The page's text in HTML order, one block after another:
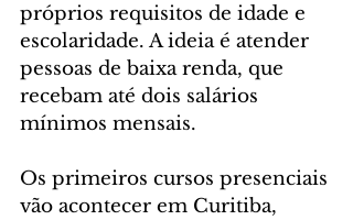
próprios requisitos de idade e
escolaridade. A ideia é atender
pessoas de baixa renda, que
recebam até dois salários
mínimos mensais.
Os primeiros cursos presenciais
vão acontecer em Curitiba,